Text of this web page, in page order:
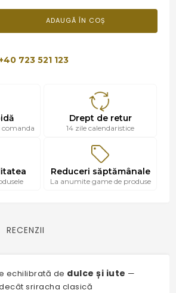
ADAUGĂ ÎN COȘ
723 521 123
comanda
Drept de retur
14 zile calendaristice
Reduceri săptămânale
La anumite game de produse
RECENZII
echilibrată de dulce și iute —
sriracha clasică